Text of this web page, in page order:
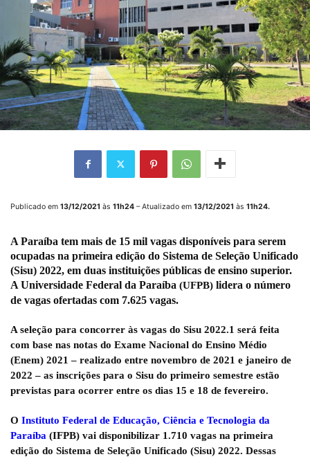
Publicado em 13/12/2021 às 11h24 – Atualizado em 13/12/2021 às 11h24.
A Paraíba tem mais de 15 mil vagas disponíveis para serem
ocupadas na primeira edição do Sistema de Seleção Unificado
(Sisu) 2022, em duas instituições públicas de ensino superior.
A Universidade Federal da Paraíba (UFPB) lidera o número
de vagas ofertadas com 7.625 vagas.
A seleção para concorrer às vagas do Sisu 2022.1 será feita
com base nas notas do Exame Nacional do Ensino Médio
(Enem) 2021 – realizado entre novembro de 2021 e janeiro de
2022 – as inscrições para o Sisu do primeiro semestre estão
previstas para ocorrer entre os dias 15 e 18 de fevereiro.
O Instituto Federal de Educação, Ciência e Tecnologia da
Paraíba (IFPB) vai disponibilizar 1.710 vagas na primeira
edição do Sistema de Seleção Unificado (Sisu) 2022. Dessas